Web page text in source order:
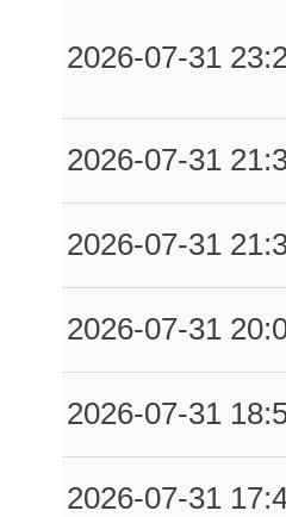
2026-07-31
2026-07-31
2026-07-31
2026-07-31
2026-07-31
2026-07-31